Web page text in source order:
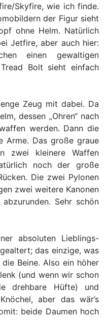
Skyfire, wie ich finde.
der Figur sieht
ohne Helm. Natürlich
Jetfire, aber auch hier:
einen gewaltigen
Bolt sieht einfach
Zeug mit dabei. Da
dessen „Ohren“ nach
werden. Dann die
Arme. Das große graue
zwei kleinere Waffen
noch der große
Die zwei Pylonen
zwei weitere Kanonen
Sehr schön
absoluten Lieblings-
das einzige, was
Beine. Also ein höher
(und wenn wir schon
drehbare Hüfte) und
aber das wär’s
beide Daumen hoch